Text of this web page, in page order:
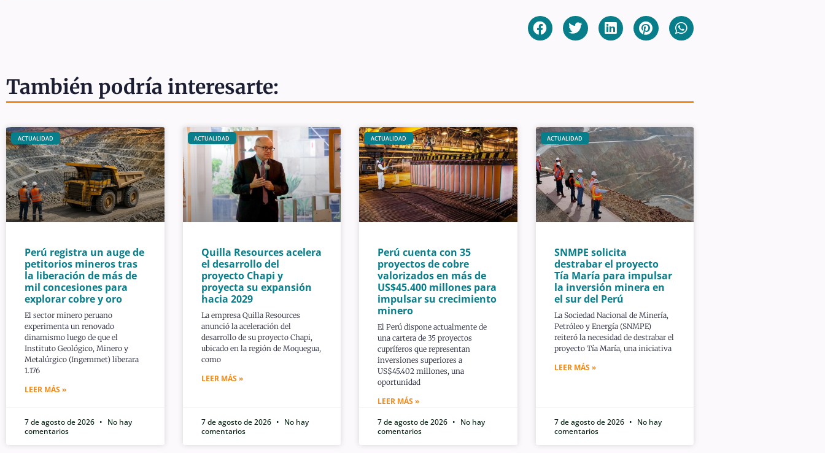
También podría interesarte:
ACTUALIDAD
Perú registra un auge de
petitorios mineros tras
la liberación de más de
mil concesiones para
explorar cobre y oro
El sector minero peruano
experimenta un renovado
dinamismo luego de que el
Instituto Geológico, Minero y
Metalúrgico (Ingemmet) liberara
1.176
LEER MÁS »
7 de agosto de 2026
No hay
comentarios
ACTUALIDAD
Quilla Resources acelera
el desarrollo del
proyecto Chapi y
proyecta su expansión
hacia 2029
La empresa Quilla Resources
anunció la aceleración del
desarrollo de su proyecto Chapi,
ubicado en la región de Moquegua,
como
LEER MÁS »
7 de agosto de 2026
No hay
comentarios
ACTUALIDAD
Perú cuenta con 35
proyectos de cobre
valorizados en más de
US$45.400 millones para
impulsar su crecimiento
minero
El Perú dispone actualmente de
una cartera de 35 proyectos
cupríferos que representan
inversiones superiores a
US$45.402 millones, una
oportunidad
LEER MÁS »
7 de agosto de 2026
No hay
comentarios
ACTUALIDAD
SNMPE solicita
destrabar el proyecto
Tía María para impulsar
la inversión minera en
el sur del Perú
La Sociedad Nacional de Minería,
Petróleo y Energía (SNMPE)
reiteró la necesidad de destrabar el
proyecto Tía María, una iniciativa
LEER MÁS »
7 de agosto de 2026
No hay
comentarios